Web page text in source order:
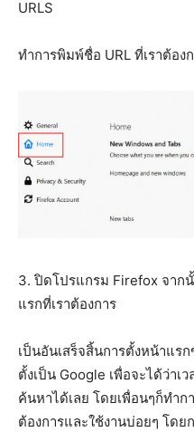
URLS
ทำการพิมพ์ชื่อ URL ที่เราต้อง
3. ปิดโปรแกรม Firefox จาก
แรกที่เราต้องการ
เป็นอันเสร็จสิ้นการตั้งหน้าแร
ตั้งเป็น Google เพื่อจะได้ว่าเ
ค้นหาได้เลย โดยเพื่อนๆก็ทำก
ต้องการและใช้งานบ่อยๆ โด